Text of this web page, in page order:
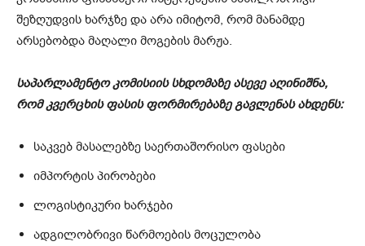
შეზღუდვის ხარჯზე და არა იმიტომ, რომ მანამდე
არსებობდა მაღალი მოგების მარჟა.
საპარლამენტო კომისიის სხდომაზე ასევე აღინიშნა,
რომ კვერცხის ფასის ფორმირებაზე გავლენას ახდენს:
საკვებ მასალებზე საერთაშორისო ფასები
იმპორტის პირობები
ლოგისტიკური ხარჯები
ადგილობრივი წარმოების მოცულობა